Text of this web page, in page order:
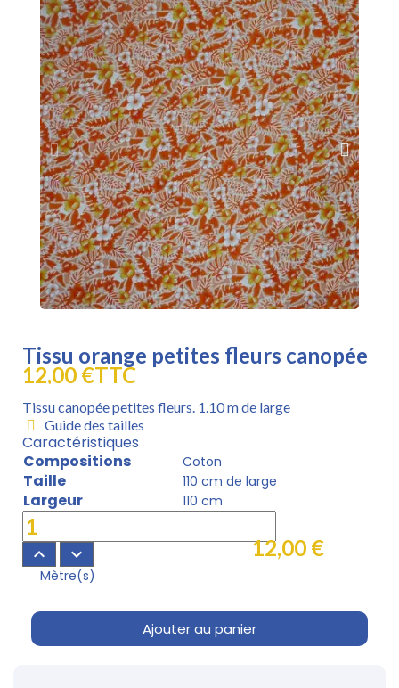
Tissu orange petites fleurs canopée
12,00 €TTC
Tissu canopée petites fleurs. 1.10 m de large
Guide des tailles
Caractéristiques
Compositions
Coton
Taille 110 cm de large
Largeur 110 cm
keyboard_arrow_up keyboard_arrow_down
Mètre(s)
12,00 €
Ajouter au panier